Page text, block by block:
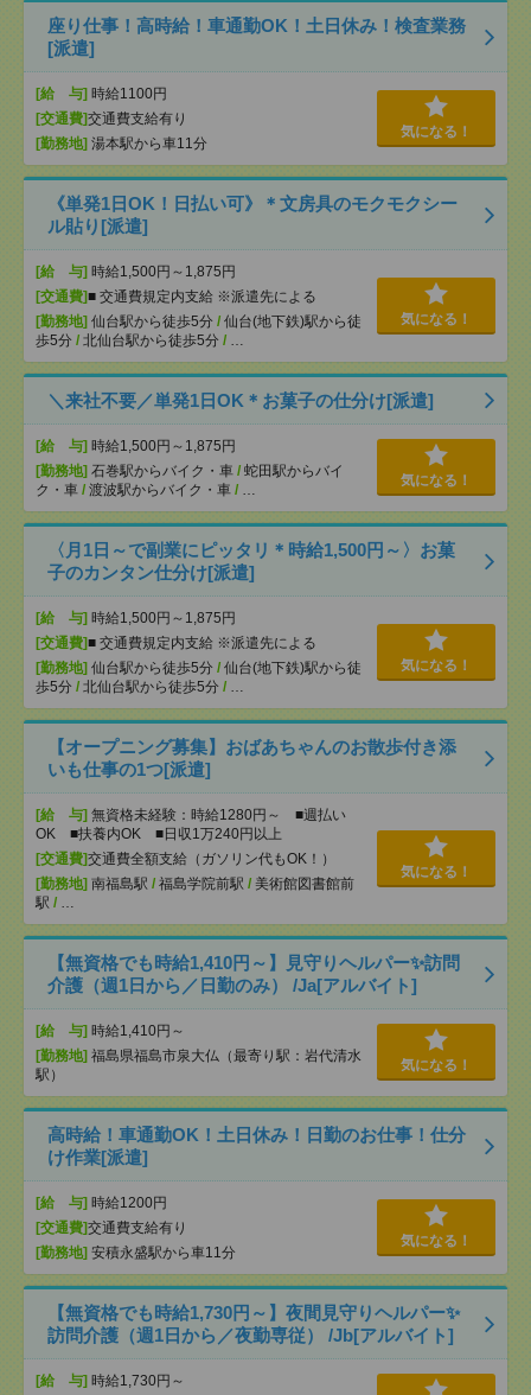
座り仕事！高時給！車通勤OK！土日休み！検査業務
[派遣]
[給 与] 時給1100円
[交通費]交通費支給有り
[勤務地] 湯本駅から車11分
気になる！
《単発1日OK！日払い可》＊文房具のモクモクシー
ル貼り[派遣]
[給 与] 時給1,500円～1,875円
[交通費]■ 交通費規定内支給 ※派遣先による
[勤務地] 仙台駅から徒歩5分 / 仙台(地下鉄)駅から徒
歩5分 / 北仙台駅から徒歩5分 /
気になる！
＼来社不要／単発1日OK＊お菓子の仕分け[派遣]
[給 与] 時給1,500円～1,875円
[勤務地] 石巻駅からバイク・車 / 蛇田駅からバイ
ク・車 / 渡波駅からバイク・車 /
気になる！
〈月1日～で副業にピッタリ＊時給1,500円～〉お菓
子のカンタン仕分け[派遣]
[給 与] 時給1,500円～1,875円
[交通費]■ 交通費規定内支給 ※派遣先による
[勤務地] 仙台駅から徒歩5分 / 仙台(地下鉄)駅から徒
歩5分 / 北仙台駅から徒歩5分 /
気になる！
【オープニング募集】おばあちゃんのお散歩付き添
いも仕事の1つ[派遣]
[給 与] 無資格未経験：時給1280円～ ■週払い
OK ■扶養内OK ■日収1万240円以上
[交通費]交通費全額支給（ガソリン代もOK！）
[勤務地] 南福島駅 / 福島学院前駅 / 美術館図書館前
駅 /
気になる！
【無資格でも時給1,410円～】見守りヘルパー✨訪問
介護（週1日から／日勤のみ） /Ja[アルバイト]
[給 与] 時給1,410円～
[勤務地] 福島県福島市泉大仏（最寄り駅：岩代清水
駅）
気になる！
高時給！車通勤OK！土日休み！日勤のお仕事！仕分
け作業[派遣]
[給 与] 時給1200円
[交通費]交通費支給有り
[勤務地] 安積永盛駅から車11分
気になる！
【無資格でも時給1,730円～】夜間見守りヘルパー✨
訪問介護（週1日から／夜勤専従） /Jb[アルバイト]
[給 与] 時給1,730円～